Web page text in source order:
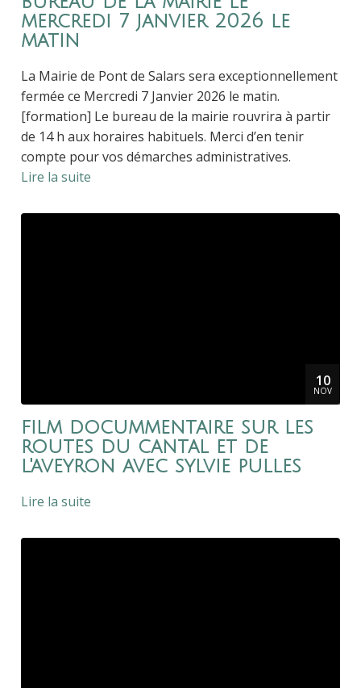
mercredi 7 janvier 2026 le
matin
La Mairie de Pont de Salars sera exceptionnellement
fermée ce Mercredi 7 Janvier 2026 le matin.
[formation] Le bureau de la mairie rouvrira à partir
de 14 h aux horaires habituels. Merci d’en tenir
compte pour vos démarches administratives.
Lire la suite
10
NOV
film docummentaire sur les
routes du cantal et de
l'aveyron avec sylvie pulles
Lire la suite